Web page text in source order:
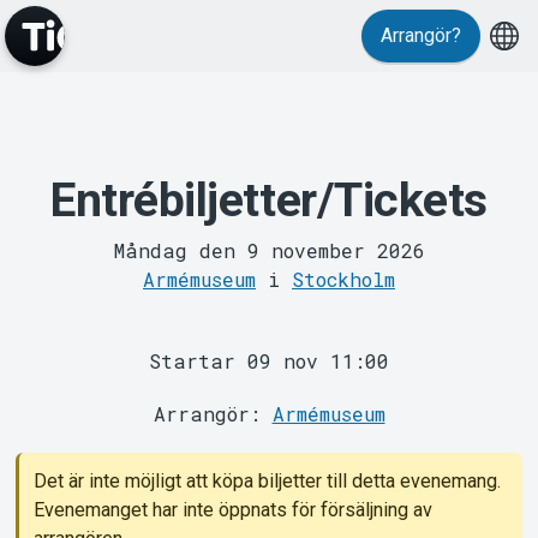
MyTickster
Arrangör?
Entrébiljetter/Tickets
Måndag den 9 november 2026
Armémuseum i Stockholm
Startar 09 nov 11:00
Arrangör: Armémuseum
Det är inte möjligt att köpa biljetter till detta evenemang.
Evenemanget har inte öppnats för försäljning av